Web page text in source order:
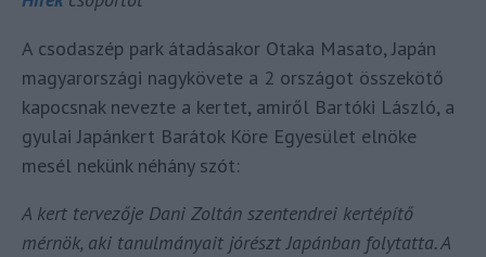
A csodaszép park átadásakor Otaka Masato, Japán
magyarországi nagykövete a 2 országot összekötő
kapocsnak nevezte a kertet, amiről Bartóki László, a
gyulai Japánkert Barátok Köre Egyesület elnöke
mesél nekünk néhány szót:
A kert tervezője Dani Zoltán szentendrei kertépítő
mérnök, aki tanulmányait jórészt Japánban folytatta. A